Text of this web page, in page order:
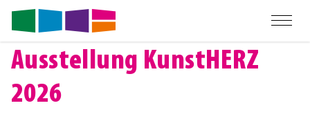
Ausstellung KunstHERZ
2026